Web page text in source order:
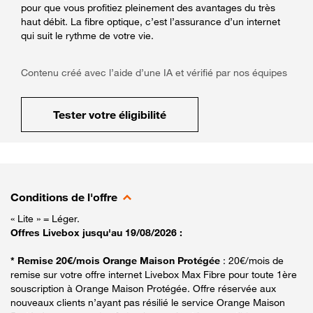
pour que vous profitiez pleinement des avantages du très
haut débit. La fibre optique, c’est l’assurance d’un internet
qui suit le rythme de votre vie.
Contenu créé avec l’aide d’une IA et vérifié par nos équipes
Tester votre éligibilité
Conditions de l'offre
« Lite » = Léger.
Offres Livebox jusqu'au 19/08/2026 :
* Remise 20€/mois Orange Maison Protégée : 20€/mois de
remise sur votre offre internet Livebox Max Fibre pour toute 1ère
souscription à Orange Maison Protégée. Offre réservée aux
nouveaux clients n’ayant pas résilié le service Orange Maison